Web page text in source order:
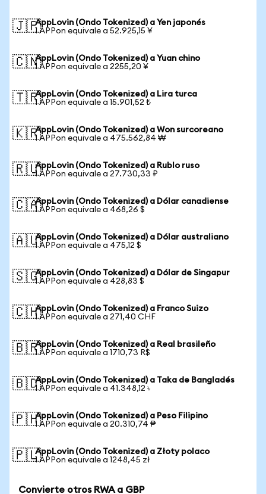
🇯🇵AppLovin (Ondo Tokenized) a Yen japonés
1 APPon equivale a 52.925,15 ¥
🇨🇳AppLovin (Ondo Tokenized) a Yuan chino
1 APPon equivale a 2255,20 ¥
🇹🇷AppLovin (Ondo Tokenized) a Lira turca
1 APPon equivale a 15.901,52 ₺
🇰🇷AppLovin (Ondo Tokenized) a Won surcoreano
1 APPon equivale a 475.562,84 ₩
🇷🇺AppLovin (Ondo Tokenized) a Rublo ruso
1 APPon equivale a 27.730,33 ₽
🇨🇦AppLovin (Ondo Tokenized) a Dólar canadiense
1 APPon equivale a 468,26 $
🇦🇺AppLovin (Ondo Tokenized) a Dólar australiano
1 APPon equivale a 475,12 $
🇸🇬AppLovin (Ondo Tokenized) a Dólar de Singapur
1 APPon equivale a 428,83 $
🇨🇭AppLovin (Ondo Tokenized) a Franco Suizo
1 APPon equivale a 271,40 CHF
🇧🇷AppLovin (Ondo Tokenized) a Real brasileño
1 APPon equivale a 1710,73 R$
🇧🇩AppLovin (Ondo Tokenized) a Taka de Bangladés
1 APPon equivale a 41.348,12 ৳
🇵🇭AppLovin (Ondo Tokenized) a Peso Filipino
1 APPon equivale a 20.310,74 ₱
🇵🇱AppLovin (Ondo Tokenized) a Złoty polaco
1 APPon equivale a 1248,45 zł
Convierte otros RWA a GBP